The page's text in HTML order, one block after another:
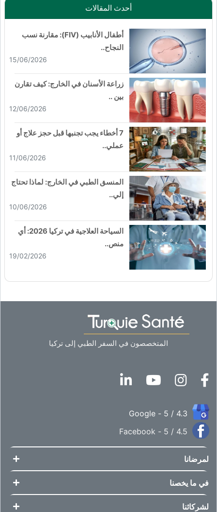
أحدث المقالات
أطفال الأنابيب (FIV): مقارنة نسب
النجاح..
15/06/2026
زراعة الأسنان في الخارج: كيف تقارن
بين ..
12/06/2026
7 أخطاء يجب تجنبها قبل حجز علاج أو
عملي..
11/06/2026
المنسق الطبي في الخارج: لماذا تحتاج
إلي..
10/06/2026
السياحة العلاجية في تركيا 2026: أي
منص..
19/02/2026
المتخصصون في السفر الطبي إلى تركيا
4.3 / 5 - Google
4.5 / 5 - Facebook
لمرضانا
في ما يخصنا
لشركائنا